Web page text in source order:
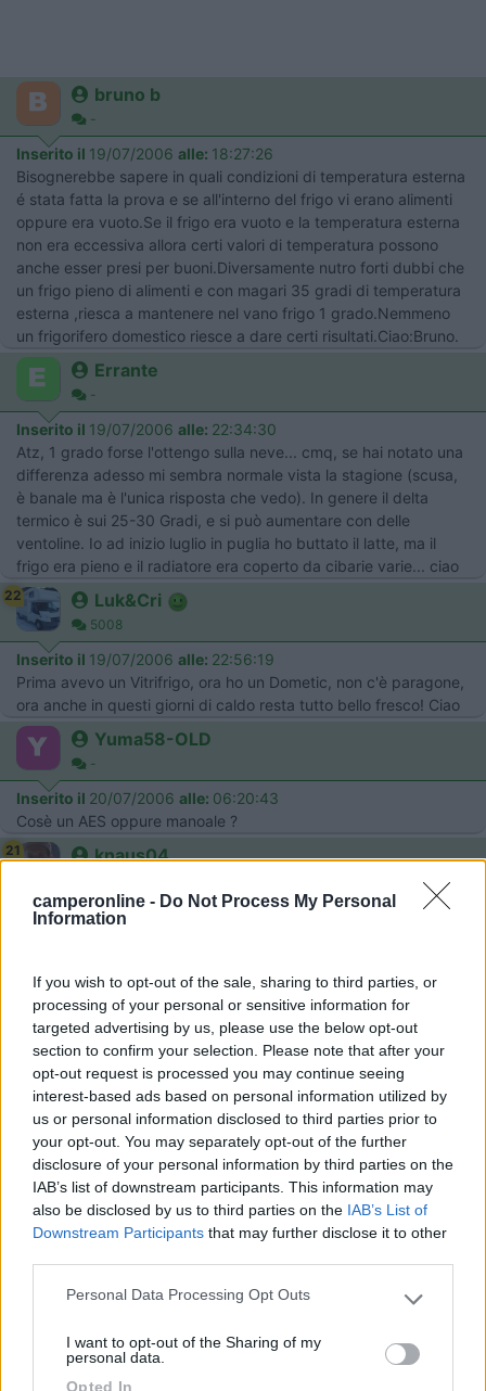
camperonline - Do Not Process My Personal
Information
If you wish to opt-out of the sale, sharing to third parties, or
processing of your personal or sensitive information for
targeted advertising by us, please use the below opt-out
section to confirm your selection. Please note that after your
opt-out request is processed you may continue seeing
interest-based ads based on personal information utilized by
us or personal information disclosed to third parties prior to
your opt-out. You may separately opt-out of the further
disclosure of your personal information by third parties on the
IAB’s list of downstream participants. This information may
also be disclosed by us to third parties on the IAB’s List of
Downstream Participants that may further disclose it to other
Please note that this website/app uses one or more Google
not limited to your visit or usage behaviour. You may click to
grant or deny consent to Google and its third-party tags to
Personal Data Processing Opt Outs
I want to opt-out of the Sharing of my
personal data.
Opted In
bruno b
-
Inserito il 19/07/2006 alle: 18:27:26
Bisognerebbe sapere in quali condizioni di temperatura esterna
é stata fatta la prova e se all'interno del frigo vi erano alimenti
oppure era vuoto.Se il frigo era vuoto e la temperatura esterna
non era eccessiva allora certi valori di temperatura possono
anche esser presi per buoni.Diversamente nutro forti dubbi che
un frigo pieno di alimenti e con magari 35 gradi di temperatura
esterna ,riesca a mantenere nel vano frigo 1 grado.Nemmeno
un frigorifero domestico riesce a dare certi risultati.Ciao:Bruno.
Errante
-
Inserito il 19/07/2006 alle: 22:34:30
Atz, 1 grado forse l'ottengo sulla neve... cmq, se hai notato una
differenza adesso mi sembra normale vista la stagione (scusa,
è banale ma è l'unica risposta che vedo). In genere il delta
termico è sui 25-30 Gradi, e si può aumentare con delle
ventoline. Io ad inizio luglio in puglia ho buttato il latte, ma il
frigo era pieno e il radiatore era coperto da cibarie varie... ciao
22 Luk&Cri
5008
Inserito il 19/07/2006 alle: 22:56:19
Prima avevo un Vitrifrigo, ora ho un Dometic, non c'è paragone,
ora anche in questi giorni di caldo resta tutto bello fresco! Ciao
Yuma58-OLD
-
Inserito il 20/07/2006 alle: 06:20:43
Cosè un AES oppure manoale ?
21 knaus04
Inserito il20/07/2006
latte fresco della bimba diventato ricotta, la passata di
pomodoro che aveva fermentato e gli yogurth..... Premetto che
abbiamo anche noi un Dometic trivalente da 140 lt con due anni
scarsi di vita. Abbiamo il tendalino dalla parte delle griglie
esterne, e quindi la parte è quasi sempre stata in ombra.
Eravamo attaccati alla 220 V in campeggio, ma nonostante ciò
anche solo per tenere l'acqua fresca, dovevamo metterla nel
freezer. Mio marito lunedì pomeriggio è passato dall'assistenza
Dometic e il tecnico ha detto che probabilmente il campeggio
forniva pochi kilowatt... (a gas non lo aveva mai fatto uno
scherzetto così) Mentre a me è sorto un dubbio: non è che l'ho
riempito troppo e le griglie al piano superiore (quelle in ghisa
tra due settimane partiamo per la Grecia e non vorrei fare la
porteremo..... Grazie a tutti! Barbara (FC)
luigi68